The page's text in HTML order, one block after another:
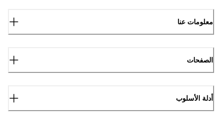
معلومات عنا
الصفحات
أدلة الأسلوب